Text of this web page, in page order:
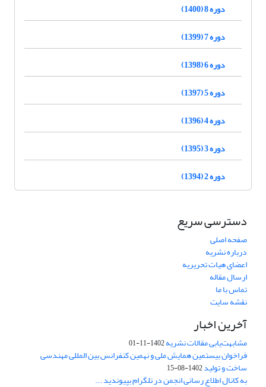
دوره 8 (1400)
دوره 7 (1399)
دوره 6 (1398)
دوره 5 (1397)
دوره 4 (1396)
دوره 3 (1395)
دوره 2 (1394)
دسترسی سریع
صفحه اصلی
درباره نشریه
اعضای هیات تحریریه
ارسال مقاله
تماس با ما
نقشه سایت
آخرین اخبار
مشابهت‌یابی مقالات نشریه1402-11-01
فراخوان بیستمین همایش ملی و نهمین کنفرانس بین المللی مهندسی
ساخت و تولید1402-08-15
به کانال اطلاع رسانی انجمن در تلگرام بپیوندید ...